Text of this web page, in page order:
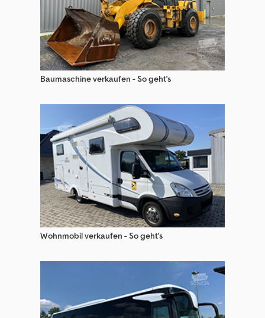
Mercedes-Benz Sattelzugmaschinen
Mercedes-Benz Schwerlast-Sattelzugmaschine (Szm)
Peterbilt Sattelzugmaschinen
Sattelzugmaschine (Szm) Für Gefahrgut
Scania R Sattelzugmaschinen
Scania Sattelzugmaschine (Szm) Für Gefahrgut
Scania Sattelzugmaschinen
Schwerlast-Sattelzugmaschine (Szm)
Sonstige Sattelzugmaschinen
Sonstige Schwerlast-Sattelzugmaschine (Szm)
Terberg Sattelzugmaschinen
Baumaschine verkaufen - So geht's
Wohnmobil verkaufen - So geht's